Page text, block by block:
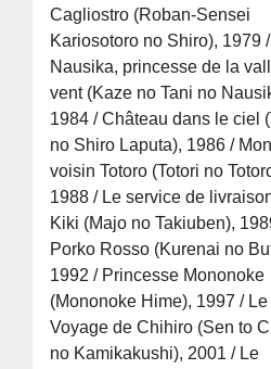
Cagliostro (Roban-Sensei
Kariosotoro no Shiro), 1979 /
Nausika, princesse de la
vent (Kaze no Tani no
1984 / Château dans le ciel
no Shiro Laputa), 1986 / Mon
voisin Totoro (Totori no
1988 / Le service de
Kiki (Majo no Takiuben),
Porko Rosso (Kurenai no
1992 / Princesse Mononoke
(Mononoke Hime), 1997 / Le
Voyage de Chihiro (Sen to
no Kamikakushi), 2001 / Le